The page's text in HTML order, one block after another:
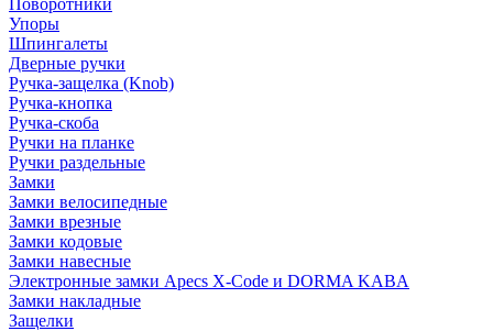
Поворотники
Упоры
Шпингалеты
Дверные ручки
Ручка-защелка (Knob)
Ручка-кнопка
Ручка-скоба
Ручки на планке
Ручки раздельные
Замки
Замки велосипедные
Замки врезные
Замки кодовые
Замки навесные
Электронные замки Apecs X-Code и DORMA KABA
Замки накладные
Защелки